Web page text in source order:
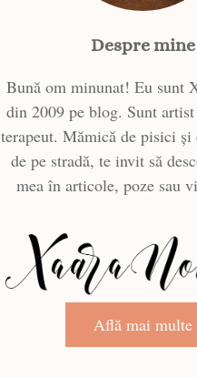
Despre mine
Bună om minunat! Eu sunt
din 2009 pe blog. Sunt
terapeut. Mămică de pisici și
de pe stradă, te invit să
mea în articole, poze sau
Află mai multe